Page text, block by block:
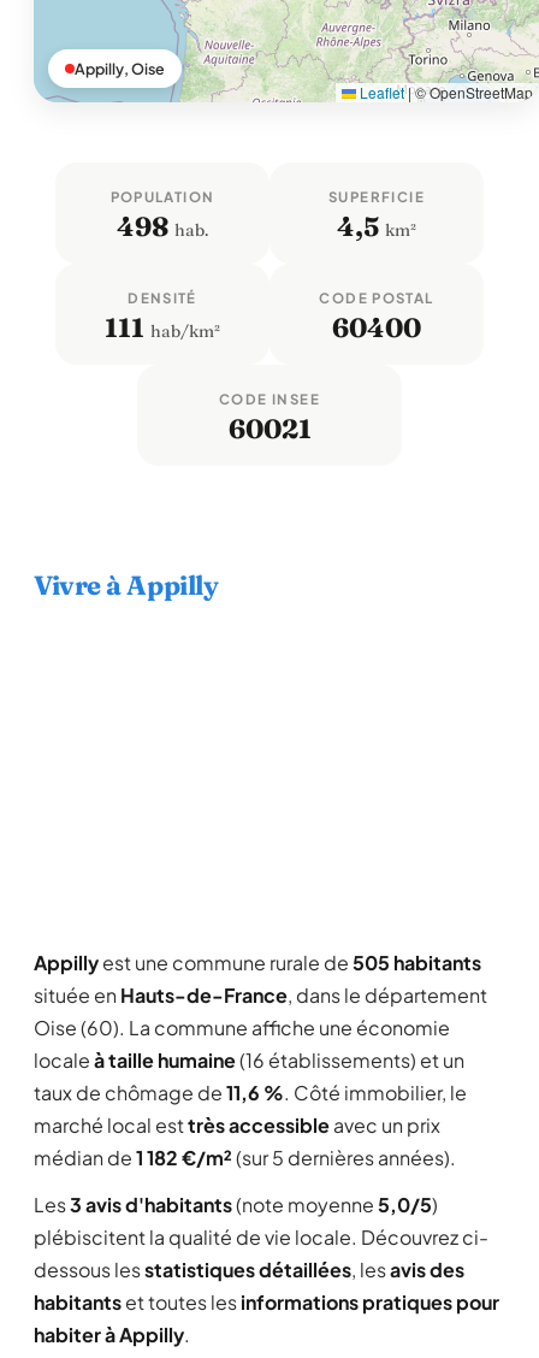
Leaflet |© OpenStreetMap
Appilly, Oise
POPULATION
498 hab.
SUPERFICIE
4,5 km²
DENSITÉ
111 hab/km²
CODE POSTAL
60400
CODE INSEE
60021
Vivre à Appilly
Appillyest une commune rurale de505 habitants
située en Hauts-de-France, dans le département
Oise (60). La commune affiche une économie
localeà taille humaine(16 établissements) et un
taux de chômage de11,6 %. Côté immobilier, le
marché local esttrès accessibleavec un prix
médian de1 182 €/m²(sur 5 dernières années).
Les3 avis d'habitants(note moyenne5,0/5)
plébiscitent la qualité de vie locale. Découvrez ci-
dessous lesstatistiques détaillées, lesavis des
habitantset toutes lesinformations pratiques pour
habiter à Appilly.